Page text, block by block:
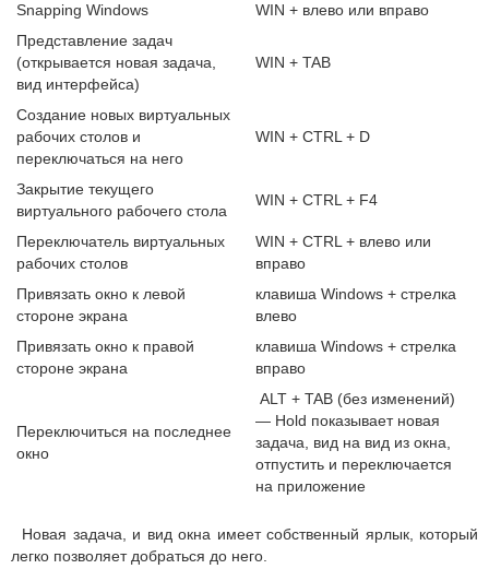
Snapping Windows
WIN + влево или вправо
Представление задач
(открывается новая задача,
вид интерфейса)
WIN + TAB
Создание новых виртуальных
рабочих столов и
переключаться на него
WIN + CTRL + D
Закрытие текущего
виртуального рабочего стола
WIN + CTRL + F4
Переключатель виртуальных
рабочих столов
WIN + CTRL + влево или
вправо
Привязать окно к левой
стороне экрана
клавиша Windows + стрелка
влево
Привязать окно к правой
стороне экрана
клавиша Windows + стрелка
вправо
Переключиться на последнее
окно
ALT + TAB (без изменений)
— Hold показывает новая
задача, вид на вид из окна,
отпустить и переключается
на приложение
Новая задача, и вид окна имеет собственный ярлык, который
легко позволяет добраться до него.